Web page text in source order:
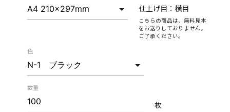
仕上げ目：横目
こちらの商品は、無料見本
をお送りしておりません。
ご了承ください。
色
数量
枚